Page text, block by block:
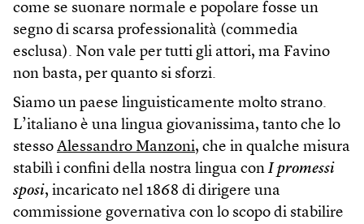
come se suonare normale e popolare fosse un
segno di scarsa professionalità (commedia
esclusa). Non vale per tutti gli attori, ma Favino
non basta, per quanto si sforzi.
Siamo un paese linguisticamente molto strano.
L’italiano è una lingua giovanissima, tanto che lo
stesso Alessandro Manzoni, che in qualche misura
stabilì i confini della nostra lingua con I promessi
sposi, incaricato nel 1868 di dirigere una
commissione governativa con lo scopo di stabilire